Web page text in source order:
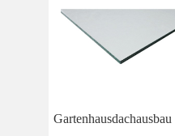
Gartenhausdachausbau